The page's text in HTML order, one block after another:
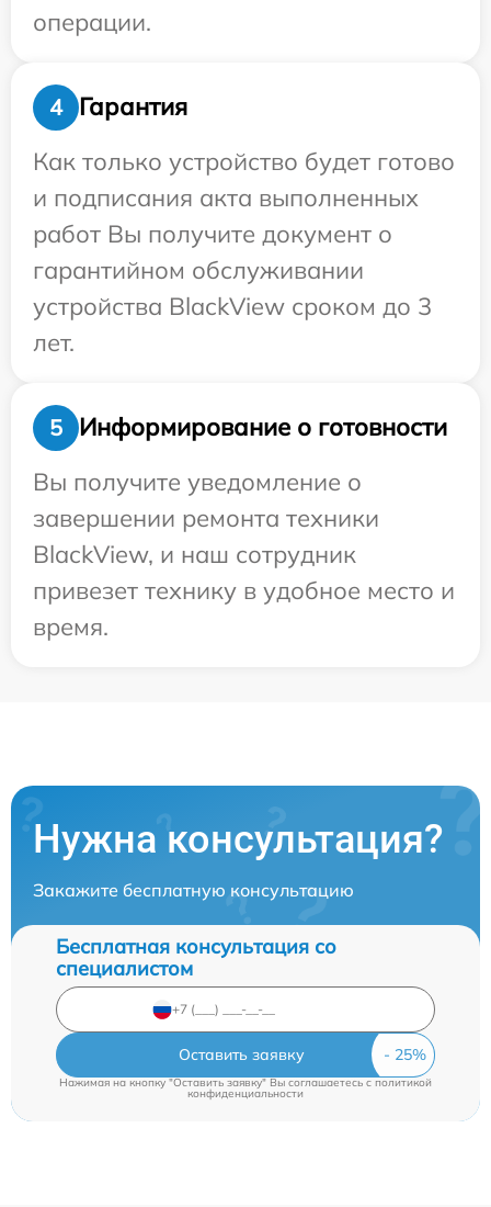
операции.
4
Гарантия
Как только устройство будет готово
и подписания акта выполненных
работ Вы получите документ о
гарантийном обслуживании
устройства BlackView сроком до 3
лет.
5
Информирование о готовности
Вы получите уведомление о
завершении ремонта техники
BlackView, и наш сотрудник
привезет технику в удобное место и
время.
Нужна консультация?
Закажите бесплатную консультацию
Бесплатная консультация со
специалистом
Оставить заявку
Нажимая на кнопку "Оставить заявку" Вы соглашаетесь cполитикой
конфиденциальности